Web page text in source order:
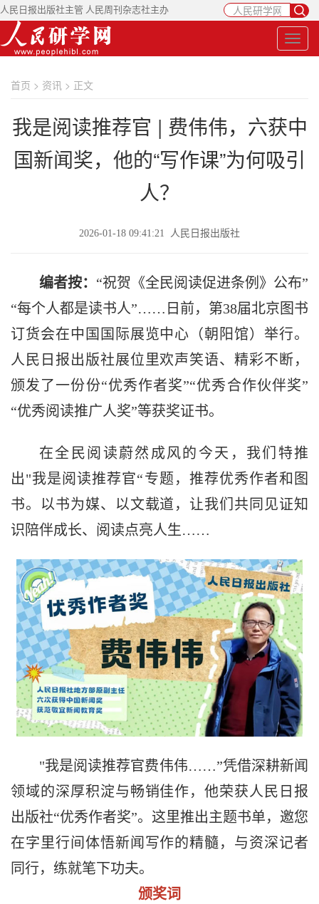
人民日报出版社主管 人民周刊杂志社主办
首页 > 资讯 > 正文
我是阅读推荐官 | 费伟伟，六获中
国新闻奖，他的“写作课”为何吸引
人？
2026-01-18 09:41:21 人民日报出版社
编者按： “祝贺《全民阅读促进条例》公布”
“每个人都是读书人”……日前，第38届北京图书
订货会在中国国际展览中心（朝阳馆）举行。
人民日报出版社展位里欢声笑语、精彩不断，
颁发了一份份“优秀作者奖”“优秀合作伙伴奖”
“优秀阅读推广人奖”等获奖证书。
在全民阅读蔚然成风的今天，我们特推
出"我是阅读推荐官“专题，推荐优秀作者和图
书。以书为媒、以文载道，让我们共同见证知
识陪伴成长、阅读点亮人生……
"我是阅读推荐官费伟伟……”凭借深耕新闻
领域的深厚积淀与畅销佳作，他荣获人民日报
出版社“优秀作者奖”。这里推出主题书单，邀您
在字里行间体悟新闻写作的精髓，与资深记者
同行，练就笔下功夫。
颁奖词